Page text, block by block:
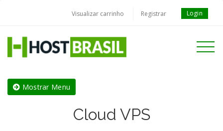
Visualizar carrinho Registrar Login
Toggle
Mostrar Menu
Cloud VPS